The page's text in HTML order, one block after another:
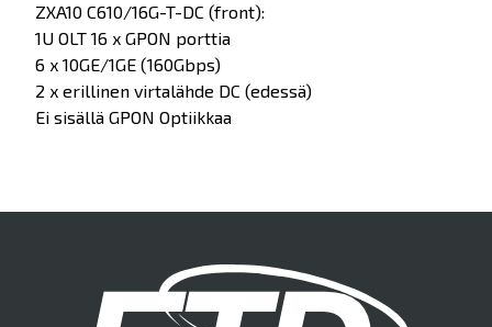
ZXA10 C610/16G-T-DC (front):
1U OLT 16 x GPON porttia
6 x 10GE/1GE (160Gbps)
2 x erillinen virtalähde DC (edessä)
Ei sisällä GPON Optiikkaa